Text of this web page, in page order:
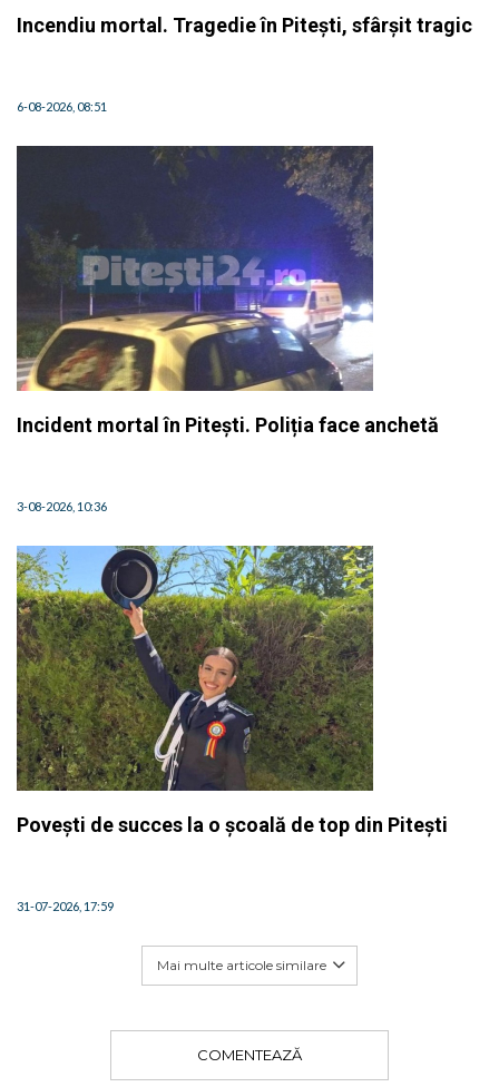
Incendiu mortal. Tragedie în Pitești, sfârșit tragic
6-08-2026, 08:51
Incident mortal în Pitești. Poliția face anchetă
3-08-2026, 10:36
Povești de succes la o școală de top din Pitești
31-07-2026, 17:59
Mai multe articole similare
COMENTEAZĂ